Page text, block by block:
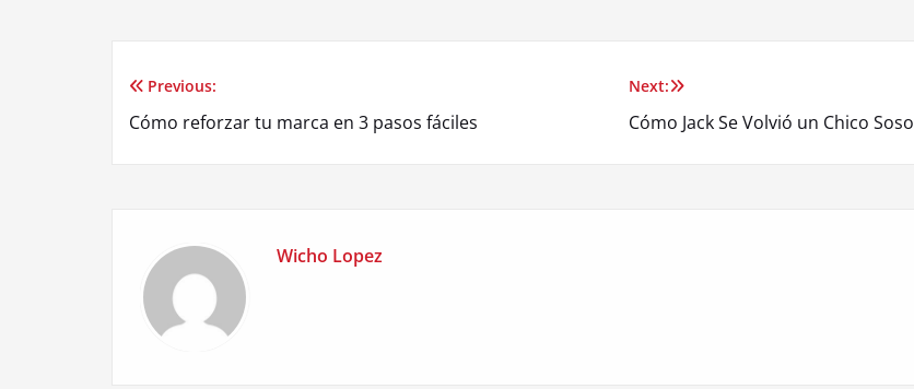
Post
Previous:
Cómo reforzar tu marca en 3 pasos fáciles
Next:
Cómo Jack Se Volvió un Chico Soso
Wicho Lopez